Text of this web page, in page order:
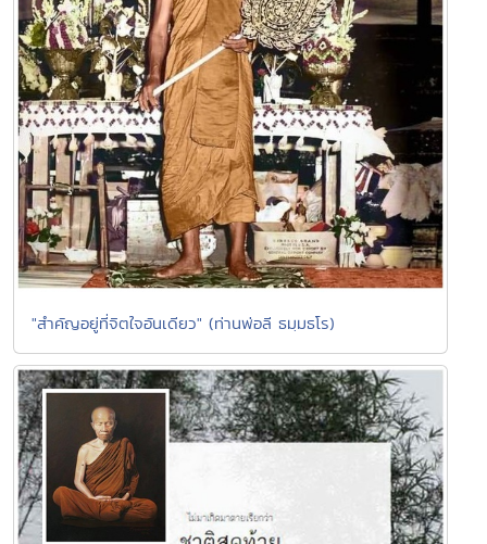
"สำคัญอยู่ที่จิตใจอันเดียว" (ท่านพ่อลี ธมฺมธโร)